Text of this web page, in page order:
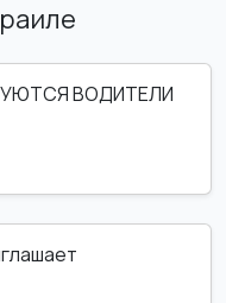
ВОДИТЕЛИ